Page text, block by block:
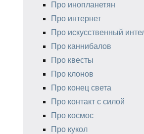
Про инопланетян
Про интернет
Про искусственный
Про каннибалов
Про квесты
Про клонов
Про конец света
Про контакт с силой
Про космос
Про кукол